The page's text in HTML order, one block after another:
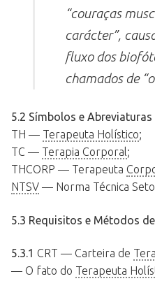
“couraças
carácter”,
fluxo dos
chamados de
5.2 Símbolos e Abreviaturas
TH — Terapeuta Holístico;
TC — Terapia Corporal;
THCORP — Terapeuta
NTSV — Norma Técnica
5.3 Requisitos e Métodos
5.3.1 CRT — Carteira de
— O fato do Terapeuta